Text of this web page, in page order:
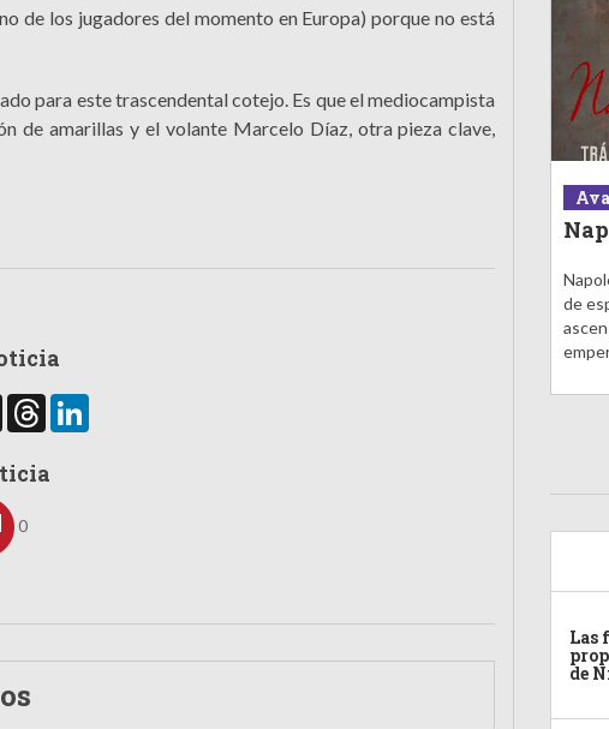
de los jugadores del momento en Europa) porque no está
para este trascendental cotejo. Es que el mediocampista
de amarillas y el volante Marcelo Díaz, otra pieza clave,
X Threads
0
de
Las
de